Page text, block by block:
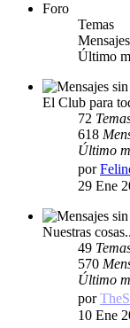
Foro
Temas
Mensajes
Último
El Club para
72
618
Último
por
29 Ene
Nuestras
49
570
Último
por
10 Ene